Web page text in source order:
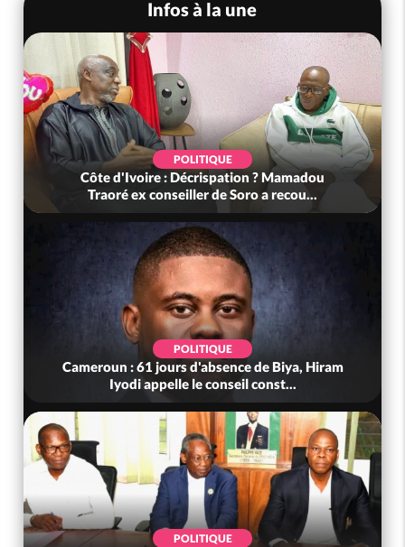
Infos à la une
POLITIQUE
Côte d'Ivoire : Décrispation ? Mamadou
Traoré ex conseiller de Soro a recou...
POLITIQUE
Cameroun : 61 jours d'absence de Biya, Hiram
Iyodi appelle le conseil const...
POLITIQUE